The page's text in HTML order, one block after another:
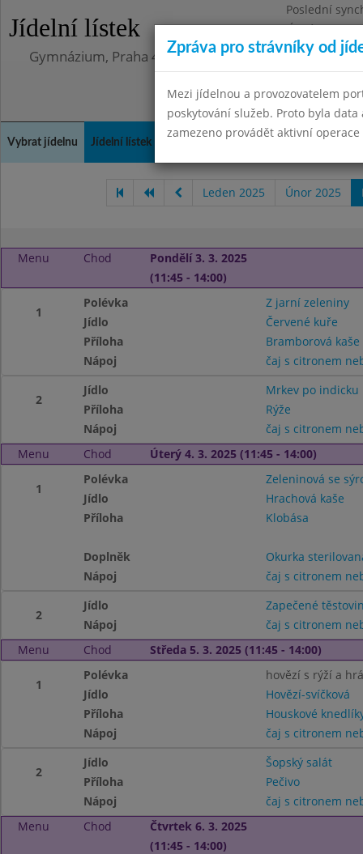
Jídelní lístek
Poslední
Úterý
Gymnázium, Praha 4, Budějovická 680
Vybrat jídelnu Jídelní lístek Kontakty a informace
Leden 2025 Únor 2025
Menu Chod
Pondělí 3. 3. 2025
(11:45 - 14:00)
1
Polévka
Z jarní zeleniny
Jídlo
Červené kuře
Příloha
Bramborová kaše
Nápoj
čaj s citronem
2
Jídlo
Mrkev po indicku
Příloha
Rýže
Nápoj
čaj s citronem
Menu
Chod Úterý 4. 3. 2025 (11:45 - 14:00)
1
Polévka
Zeleninová se
Jídlo
Hrachová kaše
Příloha
Klobása
Doplněk
Okurka
Nápoj
čaj s citronem
2
Jídlo
Zapečené
Nápoj
čaj s citronem
Menu
Chod Středa 5. 3. 2025 (11:45 - 14:00)
1
Polévka
hovězí s rýží a
Jídlo
Hovězí-svíčková
Příloha
Houskové
Nápoj
čaj s citronem
2
Jídlo
Šopský salát
Příloha
Pečivo
Nápoj
čaj s citronem
Menu
Chod
Čtvrtek 6. 3. 2025
(11:45 - 14:00)
Zpráva pro strávníky od
Mezi jídelnou a provozovatelem
poskytování služeb. Proto byla
zamezeno provádět aktivní